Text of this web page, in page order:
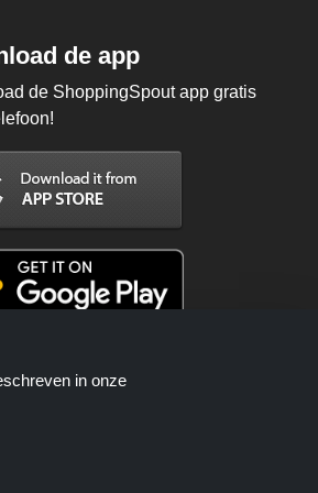
de app
de ShoppingSpout app gratis
in onze